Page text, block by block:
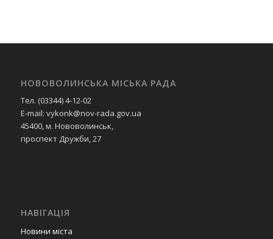
НОВОВОЛИНСЬКА МІСЬКА РАДА
Тел. (03344) 4-12-02
E-mail: vykonk@nov-rada.gov.ua
45400, м. Нововолинськ,
проспект Дружби, 27
НАВІГАЦІЯ
Новини міста